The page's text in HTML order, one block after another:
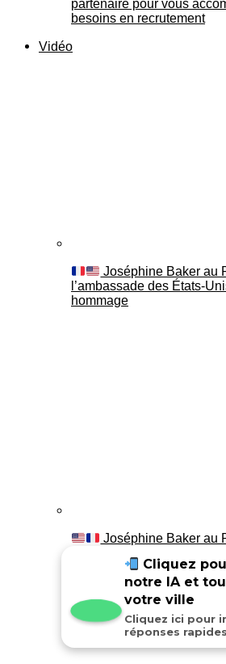
partenaire pour vous
besoins en recrutement
Vidéo
Joséphine Baker au
l’ambassade des États-
hommage
Joséphine Baker au
Cliquez
notre IA et
votre ville
Cliquez ici pour
réponses rapides